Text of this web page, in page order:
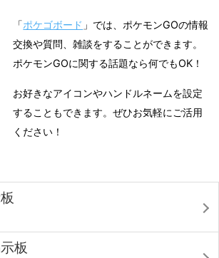
「ポケゴボード 」では、ポケモンGOの情報
交換や質問、雑談をすることができます。
ポケモンGOに関する話題なら何でもOK！
お好きなアイコンやハンドルネームを設定
することもできます。ぜひお気軽にご活用
ください！
板